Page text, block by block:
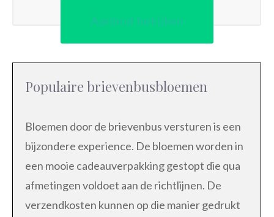
Aanbod bekijken
Populaire brievenbusbloemen
Bloemen door de brievenbus versturen is een
bijzondere experience. De bloemen worden in
een mooie cadeauverpakking gestopt die qua
afmetingen voldoet aan de richtlijnen. De
verzendkosten kunnen op die manier gedrukt